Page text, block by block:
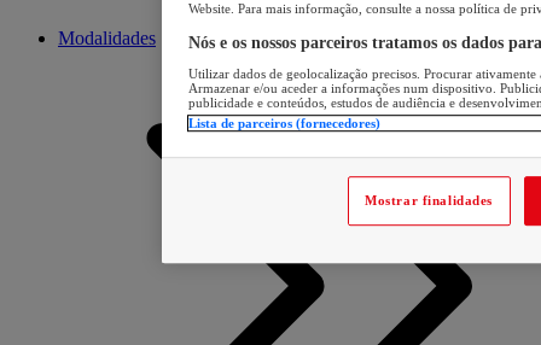
Modalidades
Website. Para mais informação, consulte a nossa política de
Nós e os nossos parceiros tratamos os dados
Utilizar dados de geolocalização precisos. Procurar
Armazenar e/ou aceder a informações num dispositivo.
publicidade e conteúdos, estudos de audiência e
Lista de parceiros (fornecedores)
Mostrar finalidades